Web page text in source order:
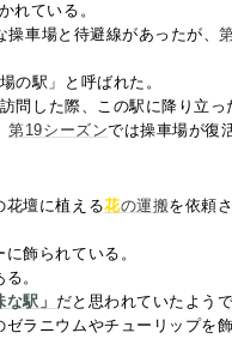
れている。
操車場と待避線があったが、
の駅」と呼ばれた。
問した際、この駅に降り立っ
第19シーズンでは操車場が復
花壇に植える花の運搬を依頼
飾られている。
。
な駅」 だと思われていたようで
ゼラニウムやチューリップを